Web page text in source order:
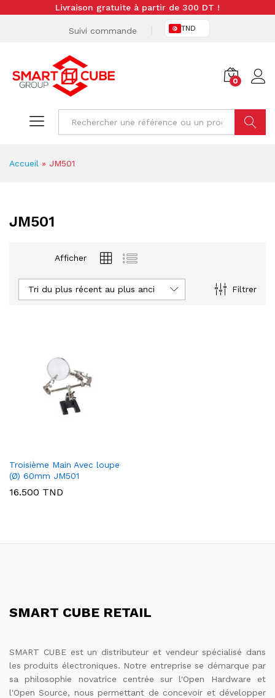
Livraison gratuite à partir de 300 DT !
Suivi commande TND
0
Accueil » JM501
JM501
Afficher
Filtrer
Tri du plus récent au plus ancien
Troisième Main Avec loupe
(Ø) 60mm JM501
16.500 TND
SMART CUBE RETAIL
SMART CUBE est un distributeur et vendeur spécialisé dans
les produits électroniques. Notre entreprise se démarque par
sa philosophie novatrice centrée sur l'Open Hardware et
l'Open Source, nous permettant de concevoir et développer